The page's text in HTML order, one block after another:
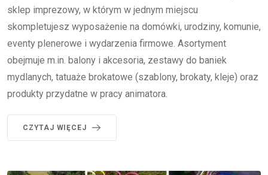
sklep imprezowy, w którym w jednym miejscu
skompletujesz wyposażenie na domówki, urodziny, komunie,
eventy plenerowe i wydarzenia firmowe. Asortyment
obejmuje m.in. balony i akcesoria, zestawy do baniek
mydlanych, tatuaże brokatowe (szablony, brokaty, kleje) oraz
produkty przydatne w pracy animatora.
CZYTAJ WIĘCEJ